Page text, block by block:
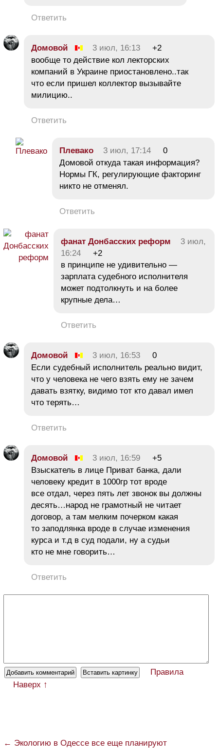
Ответить
Домовой 3 июл, 16:13
+2
вообще то действие кол лекторских
компаний в Украине приостановлено..так
что если пришел коллектор вызывайте
милицию..
Ответить
Плевако 3 июл, 17:14
0
Домовой откуда такая информация?
Нормы ГК, регулирующие факторинг
никто не отменял.
Ответить
фанат Донбасских реформ
3 июл,
16:24
+2
в принципе не удивительно —
зарплата судебного исполнителя
может подтолкнуть и на более
крупные дела…
Ответить
Домовой 3 июл, 16:53
0
Если судебный исполнитель реально видит,
что у человека не чего взять ему не зачем
давать взятку, видимо тот кто давал имел
что терять…
Ответить
Домовой 3 июл, 16:59
+5
Взыскатель в лице Приват банка, дали
человеку кредит в 1000гр тот вроде
все отдал, через пять лет звонок вы должны
десять…народ не грамотный не читает
договор, а там мелким почерком какая
то заподлянка вроде в случае изменения
курса и т.д в суд подали, ну а судьи
кто не мне говорить…
Ответить
Правила
Наверх ↑
← Экологию в Одессе все еще планируют